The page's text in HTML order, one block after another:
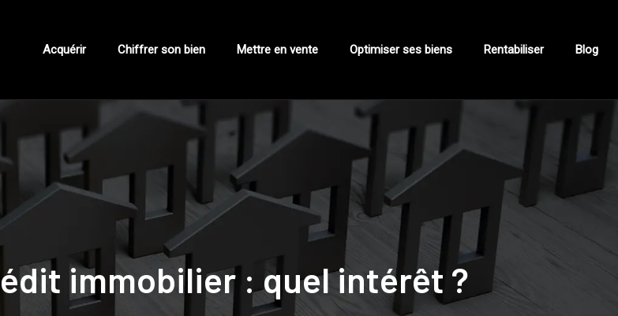
Acquérir Chiffrer son bien Mettre en vente Optimiser ses biens Rentabiliser Blog
immobilier : quel intérêt ?